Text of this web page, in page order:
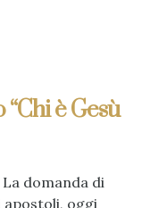
è Gesù
La domanda di
apostoli, oggi